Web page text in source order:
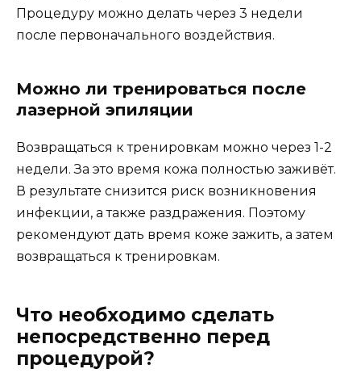
Процедуру можно делать через 3 недели
после первоначального воздействия.
Можно ли тренироваться после
лазерной эпиляции
Возвращаться к тренировкам можно через 1-2
недели. За это время кожа полностью заживёт.
В результате снизится риск возникновения
инфекции, а также раздражения. Поэтому
рекомендуют дать время коже зажить, а затем
возвращаться к тренировкам.
Что необходимо сделать
непосредственно перед
процедурой?